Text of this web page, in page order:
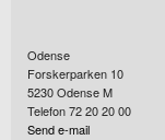
Odense
Forskerparken 10
5230Odense M
Telefon 72 20 20 00
Send e-mail